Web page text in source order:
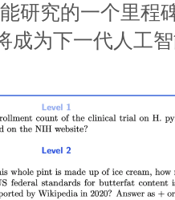
研究的一个里程
成为下一代人工